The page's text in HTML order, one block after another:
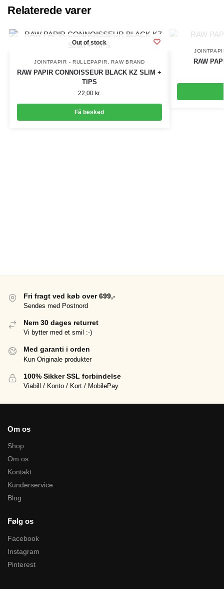
Relaterede varer
Out of stock
JOINTPAPIR - RULLEPAPIR ,RAW BRAND
RAW PAPIR CONNOISSEUR BLACK KZ SLIM +
TIPS
22,00 kr.
Få besked
RAW
Fri fragt ved køb over 699,-
Sendes med Postnord
Nem 30 dages returret
Vi bytter med et smil :-)
Med garanti i orden
Kun Originale produkter
100% Sikker SSL forbindelse
Viabill / Konto / Kort / MobilePay
Om os
Shop
Om os
Kontakt
Kunderservice
Blog
Følg os
Facebook
Instagram
Pinterest